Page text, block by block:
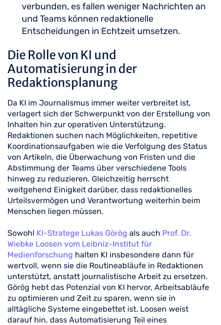
verbunden, es fallen weniger Nachrichten an
und Teams können redaktionelle
Entscheidungen in Echtzeit umsetzen.
Die Rolle von KI und
Automatisierung in der
Redaktionsplanung
Da KI im Journalismus immer weiter verbreitet ist,
verlagert sich der Schwerpunkt von der Erstellung von
Inhalten hin zur operativen Unterstützung.
Redaktionen suchen nach Möglichkeiten, repetitive
Koordinationsaufgaben wie die Verfolgung des Status
von Artikeln, die Überwachung von Fristen und die
Abstimmung der Teams über verschiedene Tools
hinweg zu reduzieren. Gleichzeitig herrscht
weitgehend Einigkeit darüber, dass redaktionelles
Urteilsvermögen und Verantwortung weiterhin beim
Menschen liegen müssen.
Sowohl KI-Stratege Lukas Görög als auch Prof. Dr.
Wiebke Loosen vom Leibniz-Institut für
Medienforschung halten KI insbesondere dann für
wertvoll, wenn sie die Routineabläufe in Redaktionen
unterstützt, anstatt journalistische Arbeit zu ersetzen.
Görög hebt das Potenzial von KI hervor, Arbeitsabläufe
zu optimieren und Zeit zu sparen, wenn sie in
alltägliche Systeme eingebettet ist. Loosen weist
darauf hin, dass Automatisierung Teil eines